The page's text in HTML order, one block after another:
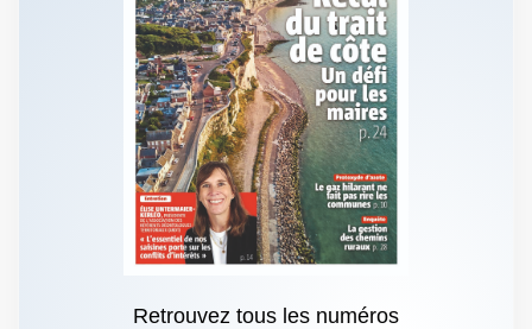
Retrouvez tous les numéros